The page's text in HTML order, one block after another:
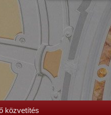
közvetítés